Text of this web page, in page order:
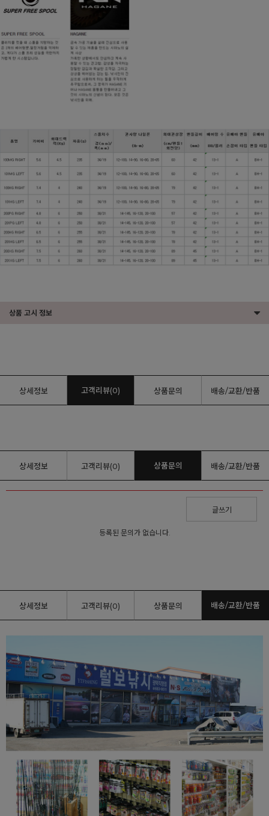
상품 고시 정보
상세정보 고객리뷰(0) 상품문의 배송/교환/반품
상세정보 고객리뷰(0) 상품문의 배송/교환/반품
글쓰기
등록된 문의가 없습니다.
상세정보 고객리뷰(0) 상품문의 배송/교환/반품